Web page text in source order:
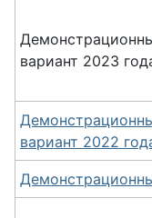
вариант 2023
вариант 2022